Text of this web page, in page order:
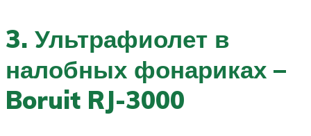
3. Ультрафиолет в
налобных фонариках –
Boruit RJ-3000